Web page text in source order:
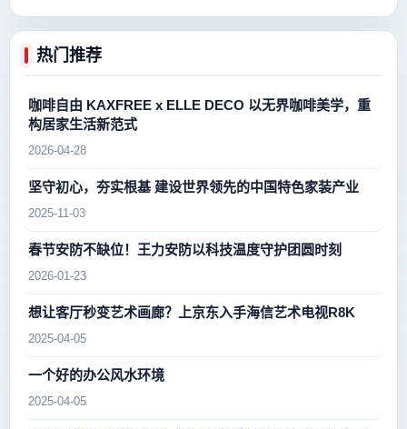
热门推荐
咖啡自由 KAXFREE x ELLE DECO 以无界咖啡美学，重
构居家生活新范式
2026-04-28
坚守初心，夯实根基 建设世界领先的中国特色家装产业
2025-11-03
春节安防不缺位！王力安防以科技温度守护团圆时刻
2026-01-23
想让客厅秒变艺术画廊？上京东入手海信艺术电视R8K
2025-04-05
一个好的办公风水环境
2025-04-05